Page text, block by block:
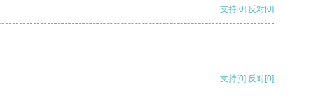
支持[0] 反对[0]
支持[0] 反对[0]